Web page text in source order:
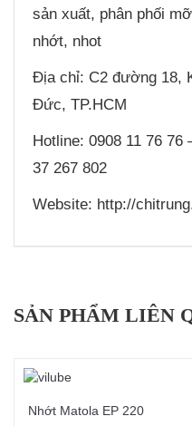
sản xuất, phân phối
nhớt, nhot
Địa chỉ: C2 đường 18,
Đức, TP.HCM
Hotline: 0908 11 76 76
37 267 802
Website: http://
SẢN PHẨM LIÊN
Nhớt Matola EP 220